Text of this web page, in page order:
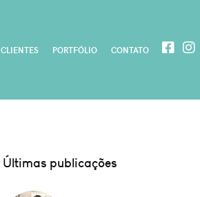
CLIENTES PORTFÓLIO CONTATO
Últimas publicações